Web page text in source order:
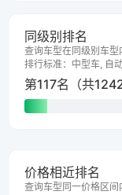
同级别排名
查询车型在同级别车
排行标准：中型车, 自
第117名（共
价格相近排名
查询车型同一价格区